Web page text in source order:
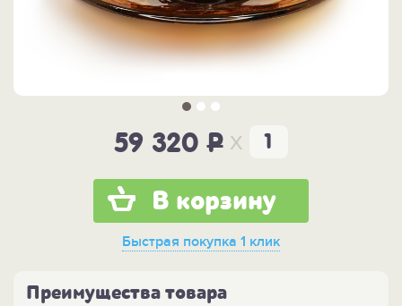
59 320P x
В корзину
Быстрая покупка 1 клик
Преимущества товара